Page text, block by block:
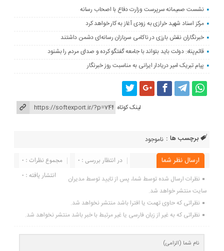
نشست صمیمانه سرپرست وزارت دفاع با اصحاب رسانه
مرکز اسناد شهید خرازی به زودی آغاز به کار خواهد کرد
خبرنگاران نقش بارزی در ناکامی سربازان رسانه‌ای دشمن داشتند
قائم‌پناه: دولت باید بتواند با جامعه گفتگو کرده و صدای مردم را بشنود
پیام تبریک امیر دریادار ایرانی به مناسبت روز خبرنگار
لینک کوتاه
برچسب ها : ناموجود
ارسال نظر شما مجموع نظرات : 0
در انتظار بررسی : 0
انتشار یافته : 0
نظرات ارسال شده توسط شما، پس از تایید توسط مدیران
سایت منتشر خواهد شد.
نظراتی که حاوی تهمت یا افترا باشد منتشر نخواهد شد.
نظراتی که به غیر از زبان فارسی یا غیر مرتبط با خبر باشد منتشر نخواهد شد.